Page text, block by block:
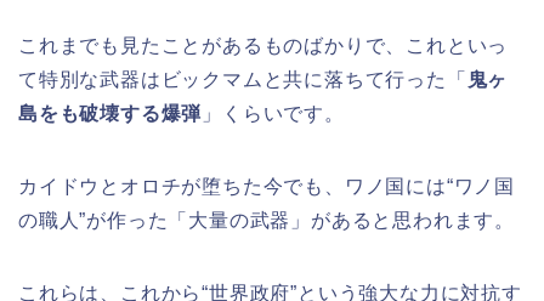
これまでも見たことがあるものばかりで、これといっ
て特別な武器はビックマムと共に落ちて行った「 鬼ヶ
島をも破壊する爆弾 」くらいです。
カイドウとオロチが堕ちた今でも、ワノ国には“ワノ国
の職人”が作った「大量の武器」があると思われます。
これらは、これから“世界政府”という強大な力に対抗す